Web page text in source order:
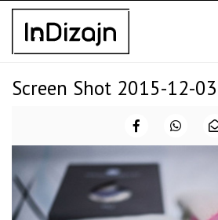
Skip
content
Screen Shot 2015-12-